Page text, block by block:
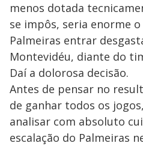
menos dotada
se impôs, seria enorme
Palmeiras entrar
Montevidéu, diante do
Daí a dolorosa decisão.
Antes de pensar no
de ganhar todos os
analisar com absoluto
escalação do Palmeiras